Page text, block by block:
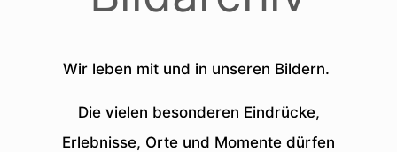
Wir leben mit und in unseren Bildern.
Die vielen besonderen Eindrücke,
Erlebnisse, Orte und Momente dürfen